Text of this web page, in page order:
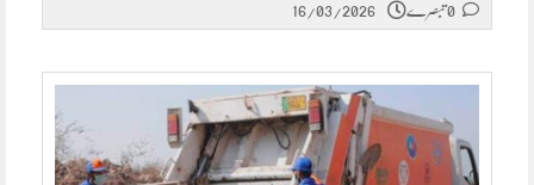
16/03/2026